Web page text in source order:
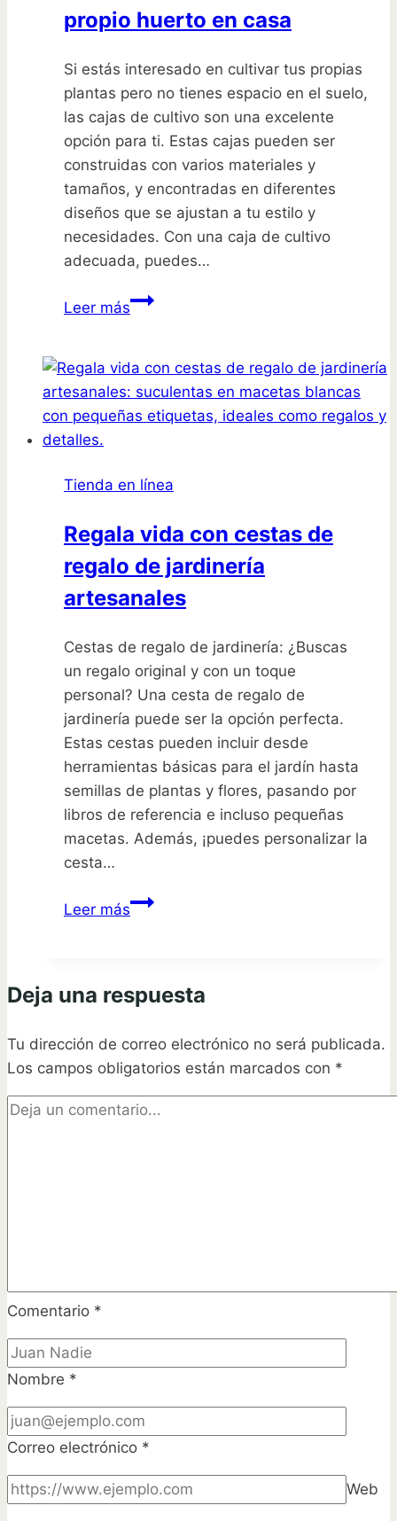
para
tu
propio huerto en casa
Si estás interesado en cultivar tus propias
plantas pero no tienes espacio en el suelo,
las cajas de cultivo son una excelente
opción para ti. Estas cajas pueden ser
construidas con varios materiales y
tamaños, y encontradas en diferentes
diseños que se ajustan a tu estilo y
necesidades. Con una caja de cultivo
adecuada, puedes…
Leer másCajas
todo
lo
que
para
tu
propio
huerto
en
Tienda en línea
Regala vida con cestas de
regalo de jardinería
artesanales
Cestas de regalo de jardinería: ¿Buscas
un regalo original y con un toque
personal? Una cesta de regalo de
jardinería puede ser la opción perfecta.
Estas cestas pueden incluir desde
herramientas básicas para el jardín hasta
semillas de plantas y flores, pasando por
libros de referencia e incluso pequeñas
macetas. Además, ¡puedes personalizar la
cesta…
Leer másRegala
de
de
jardinería
artesanales
Deja una respuesta
Tu dirección de correo electrónico no será publicada.
Los campos obligatorios están marcados con *
Comentario *
Nombre *
Correo electrónico *
Web